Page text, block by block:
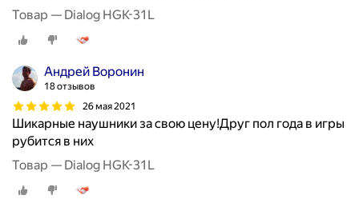
Товар — Dialog HGK-31L
Андрей Воронин
18 отзывов
26 мая 2021
Шикарные наушники за свою цену!Друг пол года в игры
рубится в них
Товар — Dialog HGK-31L